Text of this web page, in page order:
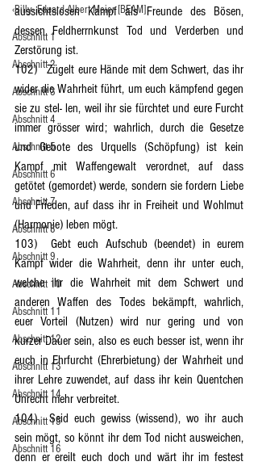
‹Billy› Eduard Albert Meier [BEAM]
Abschnitt 1
Abschnitt 2
Abschnitt 3
Abschnitt 4
Abschnitt 5
Abschnitt 6
Abschnitt 7
Abschnitt 8
Abschnitt 9
Abschnitt 10
Abschnitt 11
Abschnitt 12
Abschnitt 13
Abschnitt 14
Abschnitt 15
Abschnitt 16
aussichtslosen Kampf als Freunde des Bösen,
dessen Feldherrnkunst Tod und Verderben und
Zerstörung ist.
102)	Zügelt eure Hände mit dem Schwert, das ihr
wider die Wahrheit führt, um euch kämpfend gegen
sie zu stel- len, weil ihr sie fürchtet und eure Furcht
immer grösser wird; wahrlich, durch die Gesetze
und Gebote des Urquells (Schöpfung) ist kein
Kampf mit Waffengewalt verordnet, auf dass
getötet (gemordet) werde, sondern sie fordern Liebe
und Frieden, auf dass ihr in Freiheit und Wohlmut
(Harmonie) leben mögt.
103)	Gebt euch Aufschub (beendet) in eurem
Kampf wider die Wahrheit, denn ihr unter euch,
welche ihr die Wahrheit mit dem Schwert und
anderen Waffen des Todes bekämpft, wahrlich,
euer Vorteil (Nutzen) wird nur gering und von
kurzer Dauer sein, also es euch besser ist, wenn ihr
euch in Ehrfurcht (Ehrerbietung) der Wahrheit und
ihrer Lehre zuwendet, auf dass ihr kein Quentchen
Unrecht mehr verbreitet.
104)	Seid euch gewiss (wissend), wo ihr auch
sein mögt, so könnt ihr dem Tod nicht ausweichen,
denn er ereilt euch doch und wärt ihr im festest